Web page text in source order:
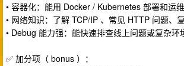
• 容器化：能用 Docker / Kubernetes 部署和运
• 网络知识：了解 TCP/IP 、常见 HTTP 问题、
• Debug 能力强：能快速排查线上问题或复杂环
✅ 加分项（ bonus ）：